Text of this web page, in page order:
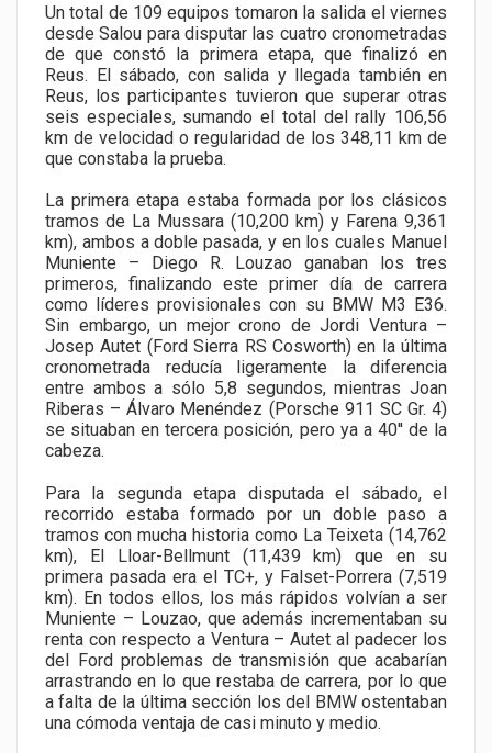
Un total de 109 equipos tomaron la salida el viernes
desde Salou para disputar las cuatro cronometradas
de que constó la primera etapa, que finalizó en
Reus. El sábado, con salida y llegada también en
Reus, los participantes tuvieron que superar otras
seis especiales, sumando el total del rally 106,56
km de velocidad o regularidad de los 348,11 km de
que constaba la prueba.
La primera etapa estaba formada por los clásicos
tramos de La Mussara (10,200 km) y Farena 9,361
km), ambos a doble pasada, y en los cuales Manuel
Muniente – Diego R. Louzao ganaban los tres
primeros, finalizando este primer día de carrera
como líderes provisionales con su BMW M3 E36.
Sin embargo, un mejor crono de Jordi Ventura –
Josep Autet (Ford Sierra RS Cosworth) en la última
cronometrada reducía ligeramente la diferencia
entre ambos a sólo 5,8 segundos, mientras Joan
Riberas – Álvaro Menéndez (Porsche 911 SC Gr. 4)
se situaban en tercera posición, pero ya a 40'' de la
cabeza.
Para la segunda etapa disputada el sábado, el
recorrido estaba formado por un doble paso a
tramos con mucha historia como La Teixeta (14,762
km), El Lloar-Bellmunt (11,439 km) que en su
primera pasada era el TC+, y Falset-Porrera (7,519
km). En todos ellos, los más rápidos volvían a ser
Muniente – Louzao, que además incrementaban su
renta con respecto a Ventura – Autet al padecer los
del Ford problemas de transmisión que acabarían
arrastrando en lo que restaba de carrera, por lo que
a falta de la última sección los del BMW ostentaban
una cómoda ventaja de casi minuto y medio.